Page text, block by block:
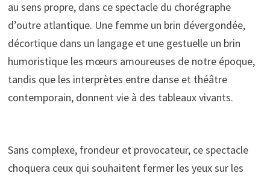
au sens propre, dans ce spectacle du chorégraphe
d’outre atlantique. Une femme un brin dévergondée,
décortique dans un langage et une gestuelle un brin
humoristique les mœurs amoureuses de notre époque,
tandis que les interprètes entre danse et théâtre
contemporain, donnent vie à des tableaux vivants.
Sans complexe, frondeur et provocateur, ce spectacle
choquera ceux qui souhaitent fermer les yeux sur les